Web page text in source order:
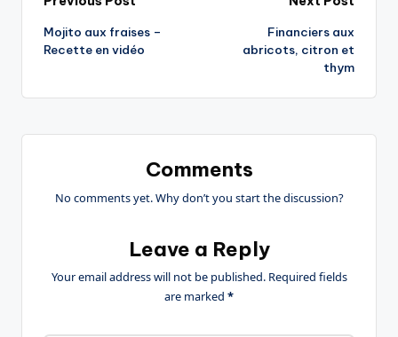
Post
navigation
Mojito aux fraises –
Recette en vidéo
Financiers aux
abricots, citron et
thym
Comments
No comments yet. Why don’t you start the discussion?
Leave a Reply
Your email address will not be published. Required fields
are marked *